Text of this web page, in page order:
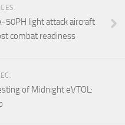
50PH light attack aircraft
combat readiness
of Midnight eVTOL: